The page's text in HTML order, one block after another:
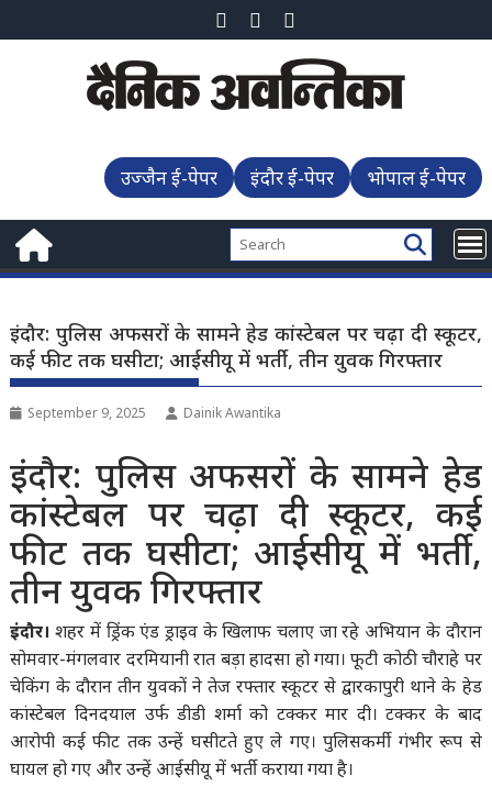
to
उज्जैन ई-पेपर इंदौर ई-पेपर भोपाल ई-पेपर
इंदौर: पुलिस अफसरों के सामने हेड कांस्टेबल पर चढ़ा दी स्कूटर,
कई फीट तक घसीटा; आईसीयू में भर्ती, तीन युवक गिरफ्तार
September 9, 2025 Dainik Awantika
इंदौर: पुलिस अफसरों के सामने हेड
कांस्टेबल पर चढ़ा दी स्कूटर, कई
फीट तक घसीटा; आईसीयू में भर्ती,
तीन युवक गिरफ्तार
इंदौर। शहर में ड्रिंक एंड ड्राइव के खिलाफ चलाए जा रहे अभियान के दौरान
सोमवार-मंगलवार दरमियानी रात बड़ा हादसा हो गया। फूटी कोठी चौराहे पर
चेकिंग के दौरान तीन युवकों ने तेज रफ्तार स्कूटर से द्वारकापुरी थाने के हेड
कांस्टेबल दिनदयाल उर्फ डीडी शर्मा को टक्कर मार दी। टक्कर के बाद
आरोपी कई फीट तक उन्हें घसीटते हुए ले गए। पुलिसकर्मी गंभीर रूप से
घायल हो गए और उन्हें आईसीयू में भर्ती कराया गया है।